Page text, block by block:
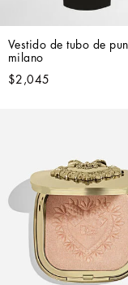
Vestido de tubo de
milano
$2,045